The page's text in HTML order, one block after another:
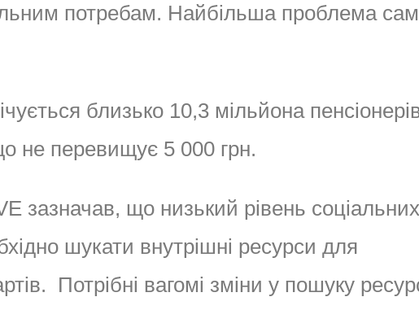
потребам. Найбільша проблема
близько 10,3 мільйона
не перевищує 5 000 грн.
зазначав, що низький рівень соціальних
шукати внутрішні ресурси для
Потрібні вагомі зміни у пошуку